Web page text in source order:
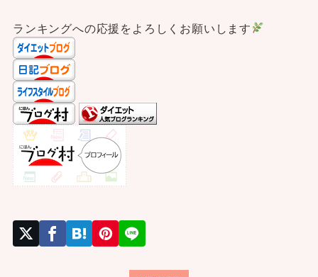
ランキングへの応援をよろしくお願いします